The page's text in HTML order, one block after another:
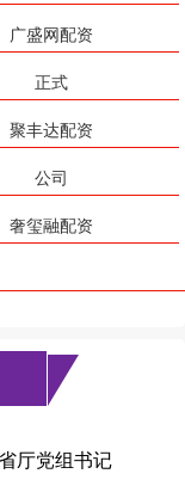
广盛网配资
正式
聚丰达配资
公司
奢玺融配资
厅党组书记